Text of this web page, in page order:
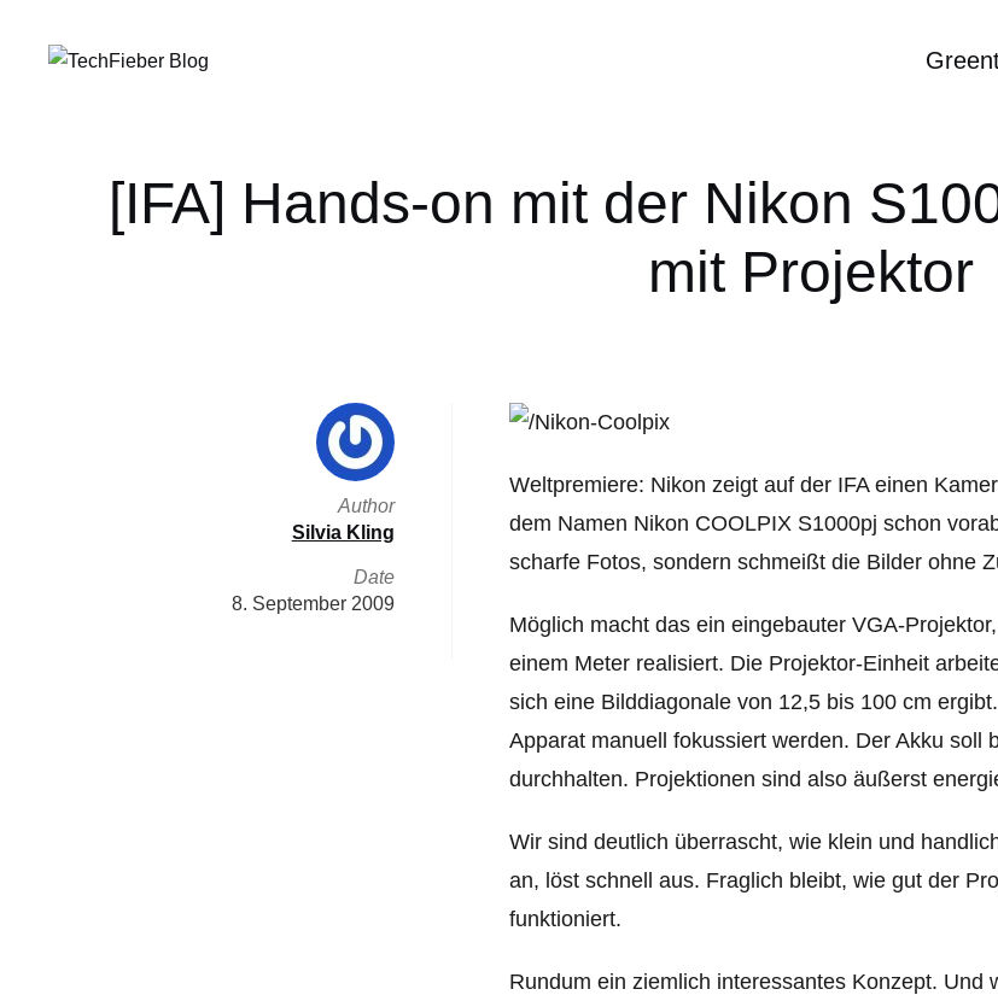
[IFA] Hands-on mit der Nikon
mit Projektor
Weltpremiere: Nikon zeigt auf der IFA einen
dem Namen Nikon COOLPIX S1000pj schon
scharfe Fotos, sondern schmeißt die Bilder ohne
Möglich macht das ein eingebauter VGA-
einem Meter realisiert. Die Projektor-Einheit
sich eine Bilddiagonale von 12,5 bis 100 cm
Apparat manuell fokussiert werden. Der Akku soll
durchhalten. Projektionen sind also äußerst
Wir sind deutlich überrascht, wie klein und
an, löst schnell aus. Fraglich bleibt, wie gut der
funktioniert.
Rundum ein ziemlich interessantes Konzept. Und
Author
Silvia Kling
Date
8. September 2009